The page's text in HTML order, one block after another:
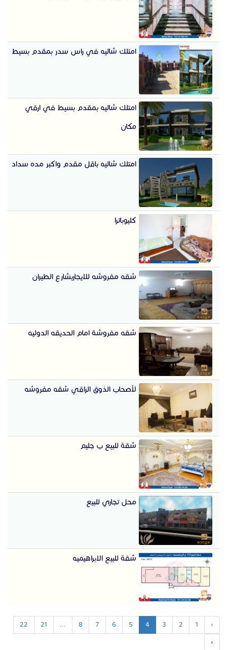
امتلك شاليه في راس سدر بمقدم بسيط
امتلك شاليه بمقدم بسيط في ارقي
مكان
امتلك شاليه باقل مقدم واكبر مده سداد
كليوباترا
شقه مفروشه للايجاربشارع الطيران
شقه مفروشة امام الحديقه الدوليه
لأصحاب الذوق الراقي شقه مفروشه
شقة للبيع ب جليم
محل تجاري للبيع
شقة للبيع الابراهيميه
‹
1
2
3
4
5
6
7
8
...
21
22
›